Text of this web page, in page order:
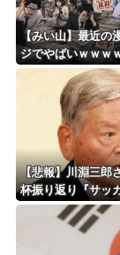
【みい山】最近の
ジでやばいｗｗｗ
ｗｗｗ
【悲報】川淵三郎
杯振り返り『サッ
人多いの